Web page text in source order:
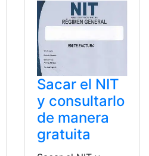
Sacar el NIT
y consultarlo
de manera
gratuita